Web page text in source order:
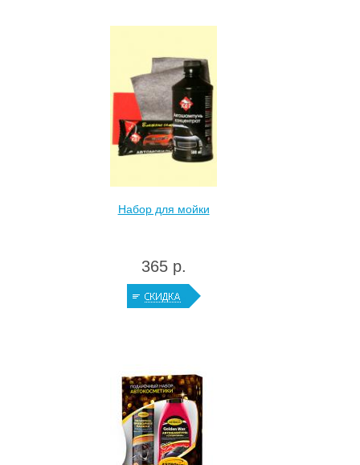
Набор для мойки
365 р.